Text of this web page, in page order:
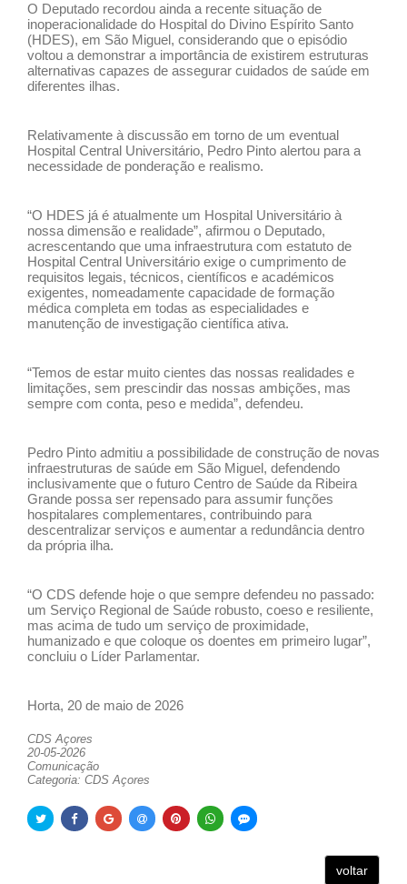
O Deputado recordou ainda a recente situação de
inoperacionalidade do Hospital do Divino Espírito Santo
(HDES), em São Miguel, considerando que o episódio
voltou a demonstrar a importância de existirem estruturas
alternativas capazes de assegurar cuidados de saúde em
diferentes ilhas.
Relativamente à discussão em torno de um eventual
Hospital Central Universitário, Pedro Pinto alertou para a
necessidade de ponderação e realismo.
“O HDES já é atualmente um Hospital Universitário à
nossa dimensão e realidade”, afirmou o Deputado,
acrescentando que uma infraestrutura com estatuto de
Hospital Central Universitário exige o cumprimento de
requisitos legais, técnicos, científicos e académicos
exigentes, nomeadamente capacidade de formação
médica completa em todas as especialidades e
manutenção de investigação científica ativa.
“Temos de estar muito cientes das nossas realidades e
limitações, sem prescindir das nossas ambições, mas
sempre com conta, peso e medida”, defendeu.
Pedro Pinto admitiu a possibilidade de construção de novas
infraestruturas de saúde em São Miguel, defendendo
inclusivamente que o futuro Centro de Saúde da Ribeira
Grande possa ser repensado para assumir funções
hospitalares complementares, contribuindo para
descentralizar serviços e aumentar a redundância dentro
da própria ilha.
“O CDS defende hoje o que sempre defendeu no passado:
um Serviço Regional de Saúde robusto, coeso e resiliente,
mas acima de tudo um serviço de proximidade,
humanizado e que coloque os doentes em primeiro lugar”,
concluiu o Líder Parlamentar.
Horta, 20 de maio de 2026
CDS Açores
20-05-2026
Comunicação
Categoria: CDS Açores
voltar